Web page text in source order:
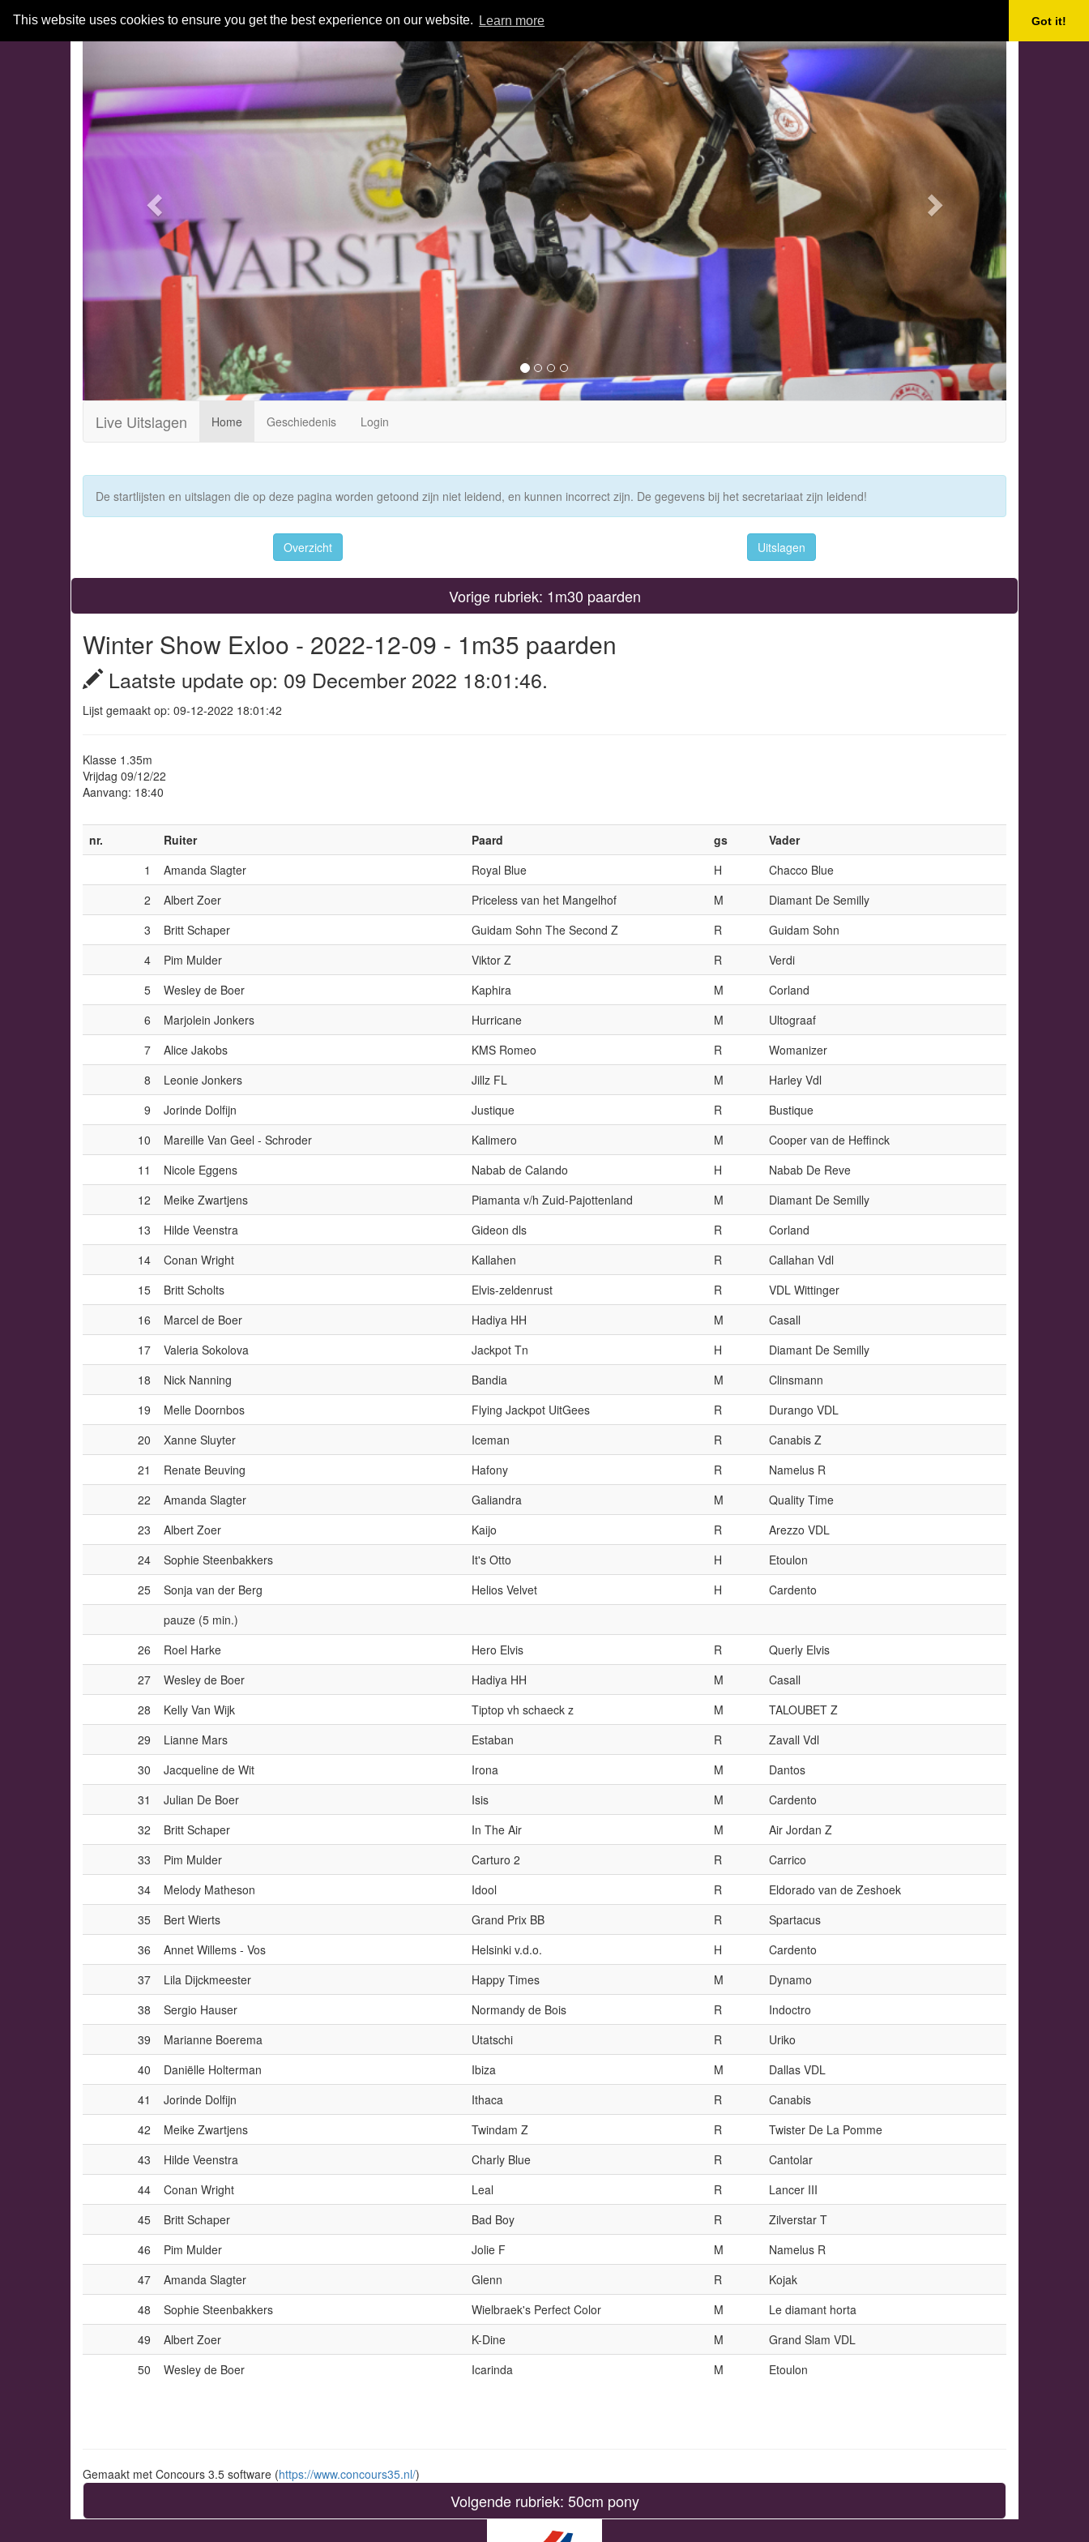
This website uses cookies to ensure you get the best experience on our website. Learn more Got it!
Previous
Live Uitslagen Home Geschiedenis Login
De startlijsten en uitslagen die op deze pagina worden getoond zijn niet leidend, en kunnen incorrect zijn. De gegevens bij het secretariaat zijn leidend!
Overzicht Uitslagen
Vorige rubriek: 1m30 paarden
Winter Show Exloo - 2022-12-09 - 1m35 paarden
Laatste update op: 09 December 2022 18:01:46.
Lijst gemaakt op: 09-12-2022 18:01:42
Klasse 1.35m
Vrijdag 09/12/22
Aanvang: 18:40
nr. Ruiter Paard gs
Vader
1
Amanda Slagter Royal Blue H
Chacco Blue
2
Albert Zoer Priceless van het Mangelhof M
Diamant De Semilly
3
Britt Schaper Guidam Sohn The Second Z R
Guidam Sohn
4
Pim Mulder Viktor Z R
Verdi
5
Wesley de Boer Kaphira M
Corland
6
Marjolein Jonkers Hurricane M
Ultograaf
7
Alice Jakobs KMS Romeo R
Womanizer
8
Leonie Jonkers Jillz FL M
Harley Vdl
9
Jorinde Dolfijn Justique R
Bustique
10
Mareille Van Geel - Schroder Kalimero M
Cooper van de Heffinck
11
Nicole Eggens Nabab de Calando H
Nabab De Reve
12
Meike Zwartjens Piamanta v/h Zuid-Pajottenland M
Diamant De Semilly
13
Hilde Veenstra Gideon dls R
Corland
14
Conan Wright Kallahen R
Callahan Vdl
15
Britt Scholts Elvis-zeldenrust R
VDL Wittinger
16
Marcel de Boer Hadiya HH M
Casall
17
Valeria Sokolova Jackpot Tn H
Diamant De Semilly
18
Nick Nanning Bandia M
Clinsmann
19
Melle Doornbos Flying Jackpot UitGees R
Durango VDL
20
Xanne Sluyter Iceman R
Canabis Z
21
Renate Beuving Hafony R
Namelus R
22
Amanda Slagter Galiandra M
Quality Time
23
Albert Zoer Kaijo R
Arezzo VDL
24
Sophie Steenbakkers It's Otto H
Etoulon
25
Sonja van der Berg Helios Velvet H
Cardento
pauze (5 min.)
26
Roel Harke Hero Elvis R
Querly Elvis
27
Wesley de Boer Hadiya HH M
Casall
28
Kelly Van Wijk Tiptop vh schaeck z M
TALOUBET Z
29
Lianne Mars Estaban R
Zavall Vdl
30
Jacqueline de Wit Irona M
Dantos
31
Julian De Boer Isis M
Cardento
32
Britt Schaper In The Air M
Air Jordan Z
33
Pim Mulder Carturo 2 R
Carrico
34
Melody Matheson Idool R
Eldorado van de Zeshoek
35
Bert Wierts Grand Prix BB R
Spartacus
36
Annet Willems - Vos Helsinki v.d.o. H
Cardento
37
Lila Dijckmeester Happy Times M
Dynamo
38
Sergio Hauser Normandy de Bois R
Indoctro
39
Marianne Boerema Utatschi R
Uriko
40
Daniëlle Holterman Ibiza M
Dallas VDL
41
Jorinde Dolfijn Ithaca R
Canabis
42
Meike Zwartjens Twindam Z R
Twister De La Pomme
43
Hilde Veenstra Charly Blue R
Cantolar
44
Conan Wright Leal R
Lancer III
45
Britt Schaper Bad Boy R
Zilverstar T
46
Pim Mulder Jolie F M
Namelus R
47
Amanda Slagter Glenn R
Kojak
48
Sophie Steenbakkers Wielbraek's Perfect Color M
Le diamant horta
49
Albert Zoer K-Dine M
Grand Slam VDL
50
Wesley de Boer Icarinda M Etoulon
Gemaakt met Concours 3.5 software (https://www.concours35.nl/)
Volgende rubriek: 50cm pony